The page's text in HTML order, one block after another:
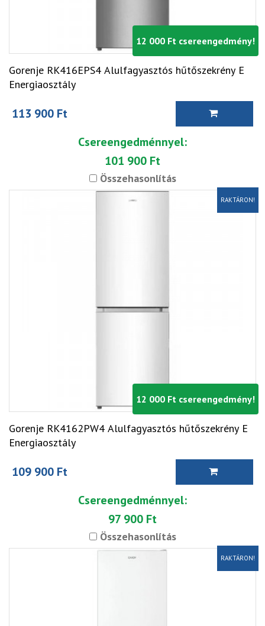
12 000 Ft csereengedmény!
Gorenje RK416EPS4 Alulfagyasztós hűtőszekrény E
Energiaosztály
113 900 Ft
Csereengedménnyel:
101 900 Ft
Összehasonlítás
12 000 Ft csereengedmény!
RAKTÁRON!
Gorenje RK4162PW4 Alulfagyasztós hűtőszekrény E
Energiaosztály
109 900 Ft
Csereengedménnyel:
97 900 Ft
Összehasonlítás
RAKTÁRON!